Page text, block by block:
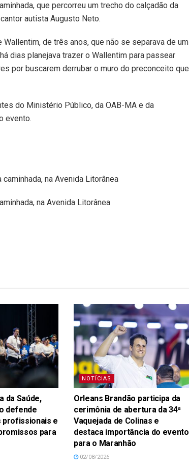
que percorreu um trecho do calçadão da
autista Augusto Neto.
de três anos, que não se separava de um
dias planejava trazer o Wallentim para passear
por buscarem derrubar o muro do preconceito que
do Ministério Público, da OAB-MA e da
evento.
na Avenida Litorânea
da Saúde,
defende
profissionais e
para
NOTÍCIAS
Orleans Brandão participa da
cerimônia de abertura da 34ª
Vaquejada de Colinas e
destaca importância do evento
para o Maranhão
02/08/2026